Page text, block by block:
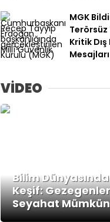
MGK
Terörsüz
Kritik
Mesajları
VİDEO
Bilim
Keşif:
Seyahat